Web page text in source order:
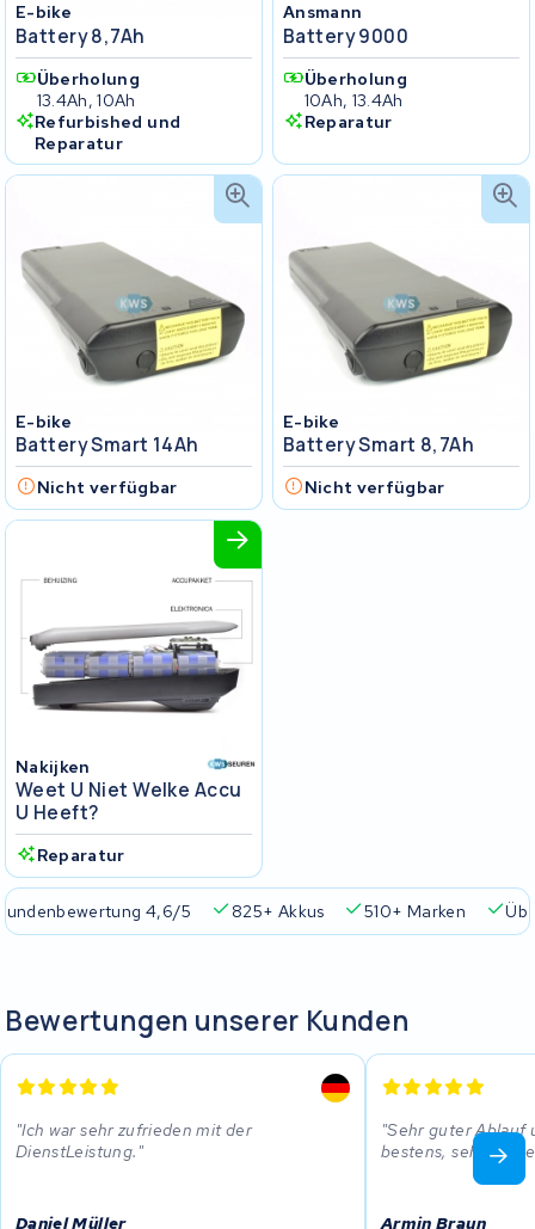
E-bike
Battery 8,7Ah
Überholung
13.4Ah, 10Ah
Refurbished und
Reparatur
Ansmann
Battery 9000
Überholung
10Ah, 13.4Ah
Reparatur
E-bike
Battery Smart 14Ah
Nicht verfügbar
E-bike
Battery Smart 8,7Ah
Nicht verfügbar
Nakijken
Weet U Niet Welke Accu
U Heeft?
Reparatur
4,6/5 825+ Akkus 510+ Marken
Bewertungen unserer Kunden
Ich war sehr zufrieden mit der
DienstLeistung.
Daniel Müller
Sehr guter Ablauf
bestens, sehr
Armin Braun